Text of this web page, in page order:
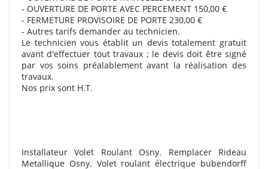
- OUVERTURE DE PORTE AVEC PERCEMENT 150,00 €
- FERMETURE PROVISOIRE DE PORTE 230,00 €
- Autres tarifs demander au technicien.
Le technicien vous établit un devis totalement gratuit
avant d'effectuer tout travaux ; le devis doit être signé
par vos soins préalablement avant la réalisation des
travaux.
Nos prix sont H.T.
Installateur Volet Roulant Osny. Remplacer Rideau
Metallique Osny. Volet roulant électrique bubendorff